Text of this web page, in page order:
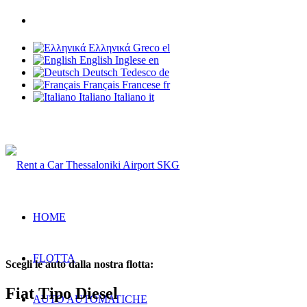
Ελληνικά Greco el
English Inglese en
Deutsch Tedesco de
Français Francese fr
Italiano Italiano it
HOME
FLOTTA
AUTO AUTOMATICHE
Scegli le auto dalla nostra flotta:
Fiat Tipo Diesel